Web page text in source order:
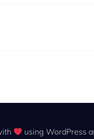
using WordPress